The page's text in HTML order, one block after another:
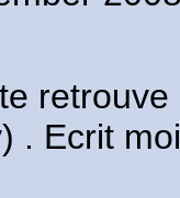
retrouve
. Ecrit